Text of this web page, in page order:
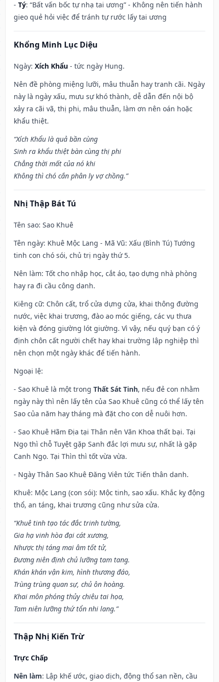
- Tý: “Bất vấn bốc tự nhạ tai ương” - Không nên tiến hành
gieo quẻ hỏi việc để tránh tự rước lấy tai ương
Khổng Minh Lục Diệu
Ngày: Xích Khẩu - tức ngày Hung.
Nên đề phòng miệng lưỡi, mâu thuẫn hay tranh cãi. Ngày
này là ngày xấu, mưu sự khó thành, dễ dẫn đến nội bộ
xảy ra cãi vã, thị phi, mâu thuẫn, làm ơn nên oán hoặc
khẩu thiệt.
“Xích Khẩu là quả bần cùng
Sinh ra khẩu thiệt bàn cùng thị phi
Chẳng thời mất của nó khi
Không thì chó cắn phân ly vợ chồng.”
Nhị Thập Bát Tú
Tên sao: Sao Khuê
Tên ngày: Khuê Mộc Lang - Mã Vũ: Xấu (Bình Tú) Tướng
tinh con chó sói, chủ trị ngày thứ 5.
Nên làm: Tốt cho nhập học, cắt áo, tạo dựng nhà phòng
hay ra đi cầu công danh.
Kiêng cữ: Chôn cất, trổ cửa dựng cửa, khai thông đường
nước, việc khai trương, đào ao móc giếng, các vụ thưa
kiện và đóng giường lót giường. Vì vậy, nếu quý bạn có ý
định chôn cất người chết hay khai trường lập nghiệp thì
nên chọn một ngày khác để tiến hành.
Ngoại lệ:
- Sao Khuê là một trong Thất Sát Tinh, nếu đẻ con nhằm
ngày này thì nên lấy tên của Sao Khuê cũng có thể lấy tên
Sao của năm hay tháng mà đặt cho con dễ nuôi hơn.
- Sao Khuê Hãm Địa tại Thân nên Văn Khoa thất bại. Tại
Ngọ thì chỗ Tuyệt gặp Sanh đắc lợi mưu sự, nhất là gặp
Canh Ngọ. Tại Thìn thì tốt vừa vừa.
- Ngày Thân Sao Khuê Đăng Viên tức Tiến thân danh.
Khuê: Mộc Lang (con sói): Mộc tinh, sao xấu. Khắc kỵ động
thổ, an táng, khai trương cũng như sửa cửa.
“Khuê tinh tạo tác đắc trinh tường,
Gia hạ vinh hòa đại cát xương,
Nhược thị táng mai âm tốt tử,
Đương niên định chủ lưỡng tam tang.
Khán khán vận kim, hình thương đáo,
Trùng trùng quan sự, chủ ôn hoàng.
Khai môn phóng thủy chiêu tai họa,
Tam niên lưỡng thứ tổn nhi lang.”
Thập Nhị Kiến Trừ
Trực Chấp
Nên làm: Lập khế ước, giao dịch, động thổ san nền, cầu